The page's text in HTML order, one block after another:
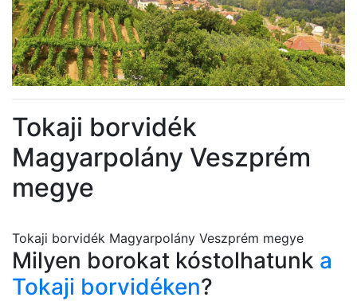
Tokaji borvidék
Magyarpolány Veszprém
megye
Tokaji borvidék Magyarpolány Veszprém megye
Milyen borokat kóstolhatunk a
Tokaji borvidéken?